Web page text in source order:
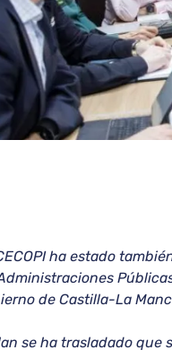
ha estado
de Castilla-La
se ha trasladado